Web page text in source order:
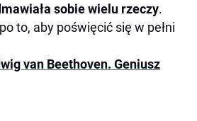
sobie wielu rzeczy.
to, aby poświęcić się w pełni
van Beethoven. Geniusz